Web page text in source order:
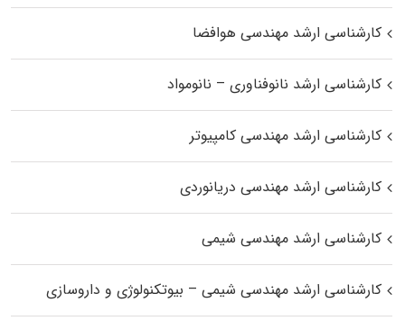
کارشناسی ارشد مهندسی هوافضا
کارشناسی ارشد نانوفناوری – نانومواد
کارشناسی ارشد مهندسی کامپیوتر
کارشناسی ارشد مهندسی دریانوردی
کارشناسی ارشد مهندسی شیمی
کارشناسی ارشد مهندسی شیمی – بیوتکنولوژی و داروسازی